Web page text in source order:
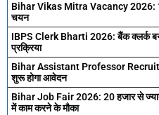
Bihar Vikas Mitra Vacancy 2026: 10वीं
चयन
IBPS Clerk Bharti 2026: बैंक क्लर्क
प्रक्रिया
Bihar Assistant Professor
शुरू होगा आवेदन
Bihar Job Fair 2026: 20 हजार से
में काम करने के मौका